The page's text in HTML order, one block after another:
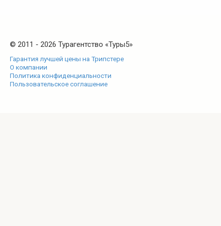
© 2011 - 2026 Турагентство «Туры5»
Гарантия лучшей цены на Трипстере
О компании
Политика конфиденциальности
Пользовательское соглашение